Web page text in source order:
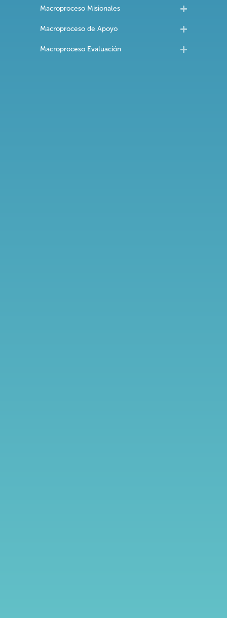
Macroproceso Misionales
Macroproceso de Apoyo
Macroproceso Evaluación